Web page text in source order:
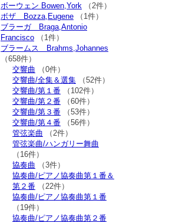
ボーウェン Bowen,York （2件）
ボザ Bozza,Eugene （1件）
ブラーガ Braga,Antonio
Francisco （1件）
ブラームス Brahms,Johannes
（658件）
交響曲 （0件）
交響曲/全集＆選集 （52件）
交響曲/第１番 （102件）
交響曲/第２番 （60件）
交響曲/第３番 （53件）
交響曲/第４番 （56件）
管弦楽曲 （2件）
管弦楽曲/ハンガリー舞曲
（16件）
協奏曲 （3件）
協奏曲/ピアノ協奏曲第１番＆
第２番 （22件）
協奏曲/ピアノ協奏曲第１番
（19件）
協奏曲/ピアノ協奏曲第２番